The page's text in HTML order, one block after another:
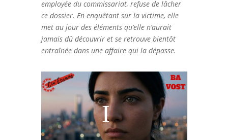
employée du commissariat, refuse de lâcher
ce dossier. En enquêtant sur la victime, elle
met au jour des éléments qu’elle n’aurait
jamais dû découvrir et se retrouve bientôt
entraînée dans une affaire qui la dépasse.